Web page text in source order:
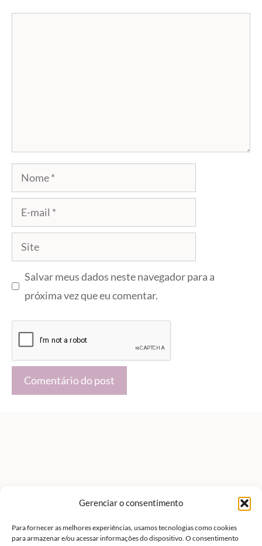
Gerenciar o consentimento
Para fornecer as melhores experiências, usamos tecnologias como cookies
para armazenar e/ou acessar informações do dispositivo. O consentimento
Nome
mail
Site
Salvar meus dados neste navegador para a
próxima vez que eu comentar.